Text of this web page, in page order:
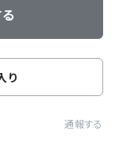
り
通報する